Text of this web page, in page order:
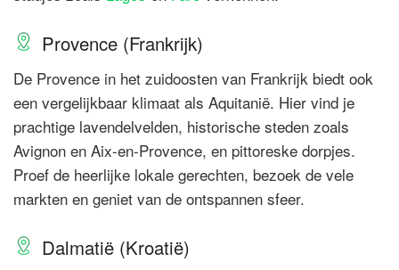
Provence (Frankrijk)
De Provence in het zuidoosten van Frankrijk biedt ook
een vergelijkbaar klimaat als Aquitanië. Hier vind je
prachtige lavendelvelden, historische steden zoals
Avignon en Aix-en-Provence, en pittoreske dorpjes.
Proef de heerlijke lokale gerechten, bezoek de vele
markten en geniet van de ontspannen sfeer.
Dalmatië (Kroatië)